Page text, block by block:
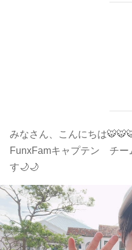
みなさん、こんにちは
FunxFamキャプテン チー
す🌙🌙